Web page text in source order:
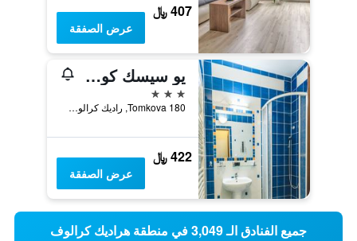
407 ﷼
عرض الصفقة
يو سيسك كوروني
3 نجوم
Tomkova 180, راديك كرالوف, منطقة هراديك كرالوف, جمهورية التشيك
422 ﷼
عرض الصفقة
جميع الفنادق الـ 3,049 في منطقة هراديك كرالوف